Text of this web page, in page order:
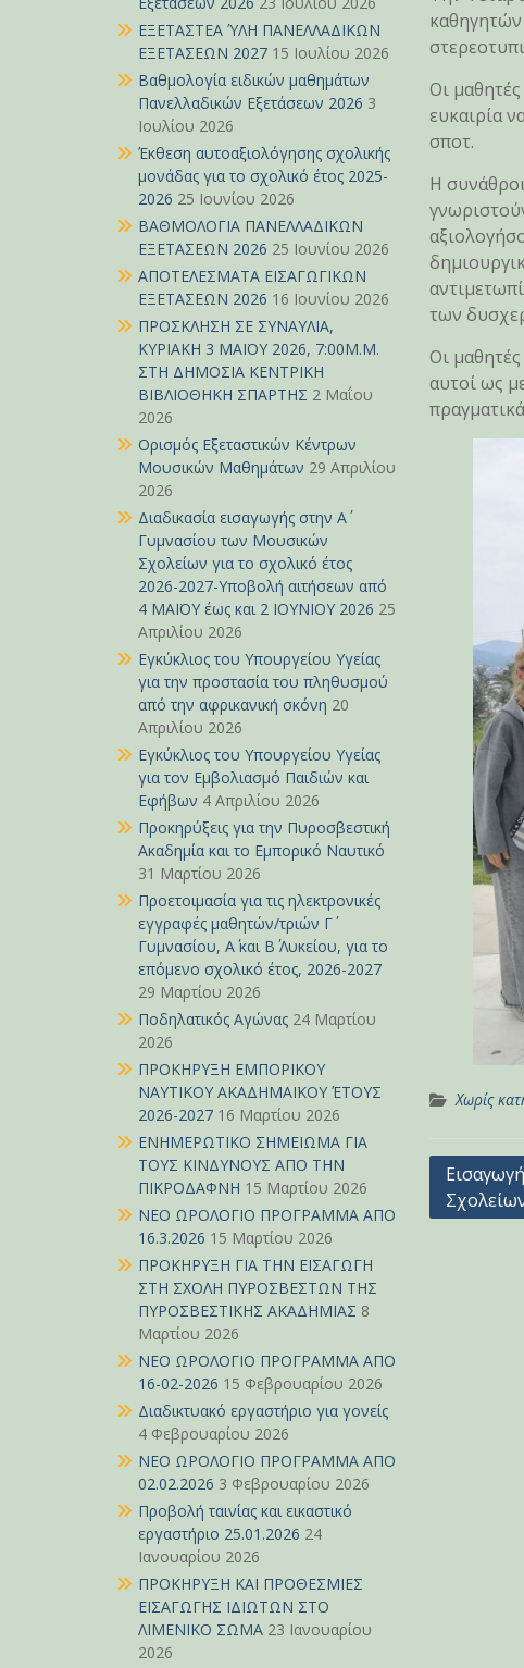
καθηγητών
Οι
ευκαιρία
σποτ.
Η
των
Οι
αυτοί ως
Χωρίς
Πλοήγηση
άρθρων
ΕΞΕΤΑΣΤΕΑ ΎΛΗ ΠΑΝΕΛΛΑΔΙΚΩΝ
ΕΞΕΤΑΣΕΩΝ 2027 15 Ιουλίου 2026
Βαθμολογία ειδικών μαθημάτων
Πανελλαδικών Εξετάσεων 2026 3
Ιουλίου 2026
Έκθεση αυτοαξιολόγησης σχολικής
μονάδας για το σχολικό έτος 2025-
2026 25 Ιουνίου 2026
ΒΑΘΜΟΛΟΓΙΑ ΠΑΝΕΛΛΑΔΙΚΩΝ
ΕΞΕΤΑΣΕΩΝ 2026 25 Ιουνίου 2026
ΑΠΟΤΕΛΕΣΜΑΤΑ ΕΙΣΑΓΩΓΙΚΩΝ
ΕΞΕΤΑΣΕΩΝ 2026 16 Ιουνίου 2026
ΠΡΟΣΚΛΗΣΗ ΣΕ ΣΥΝΑΥΛΙΑ,
ΚΥΡΙΑΚΗ 3 ΜΑΪΟΥ 2026, 7:00Μ.Μ.
ΣΤΗ ΔΗΜΟΣΙΑ ΚΕΝΤΡΙΚΗ
ΒΙΒΛΙΟΘΗΚΗ ΣΠΑΡΤΗΣ 2 Μαΐου
2026
Ορισμός Εξεταστικών Κέντρων
Μουσικών Μαθημάτων 29 Απριλίου
2026
Διαδικασία εισαγωγής στην Α΄
Γυμνασίου των Μουσικών
Σχολείων για το σχολικό έτος
2026-2027-Υποβολή αιτήσεων από
4 ΜΑΪΟΥ έως και 2 ΙΟΥΝΙΟΥ 2026 25
Απριλίου 2026
Εγκύκλιος του Υπουργείου Υγείας
για την προστασία του πληθυσμού
από την αφρικανική σκόνη 20
Απριλίου 2026
Εγκύκλιος του Υπουργείου Υγείας
για τον Εμβολιασμό Παιδιών και
Εφήβων 4 Απριλίου 2026
Προκηρύξεις για την Πυροσβεστική
Ακαδημία και το Εμπορικό Ναυτικό
31 Μαρτίου 2026
Προετοιμασία για τις ηλεκτρονικές
εγγραφές μαθητών/τριών Γ΄
Γυμνασίου, Α΄ και Β΄ Λυκείου, για το
επόμενο σχολικό έτος, 2026-2027
29 Μαρτίου 2026
Ποδηλατικός Αγώνας 24 Μαρτίου
2026
ΠΡΟΚΗΡΥΞΗ ΕΜΠΟΡΙΚΟΥ
ΝΑΥΤΙΚΟΥ ΑΚΑΔΗΜΑΪΚΟΥ ΈΤΟΥΣ
2026-2027 16 Μαρτίου 2026
ΕΝΗΜΕΡΩΤΙΚΟ ΣΗΜΕΙΩΜΑ ΓΙΑ
ΤΟΥΣ ΚΙΝΔΥΝΟΥΣ ΑΠΟ ΤΗΝ
ΠΙΚΡΟΔΑΦΝΗ 15 Μαρτίου 2026
ΝΕΟ ΩΡΟΛΟΓΙΟ ΠΡΟΓΡΑΜΜΑ ΑΠΟ
16.3.2026 15 Μαρτίου 2026
ΠΡΟΚΗΡΥΞΗ ΓΙΑ ΤΗΝ ΕΙΣΑΓΩΓΗ
ΣΤΗ ΣΧΟΛΗ ΠΥΡΟΣΒΕΣΤΩΝ ΤΗΣ
ΠΥΡΟΣΒΕΣΤΙΚΗΣ ΑΚΑΔΗΜΙΑΣ 8
Μαρτίου 2026
ΝΕΟ ΩΡΟΛΟΓΙΟ ΠΡΟΓΡΑΜΜΑ ΑΠΟ
16-02-2026 15 Φεβρουαρίου 2026
Διαδικτυακό εργαστήριο για γονείς
4 Φεβρουαρίου 2026
ΝΕΟ ΩΡΟΛΟΓΙΟ ΠΡΟΓΡΑΜΜΑ ΑΠΟ
02.02.2026 3 Φεβρουαρίου 2026
Προβολή ταινίας και εικαστικό
εργαστήριο 25.01.2026 24
Ιανουαρίου 2026
ΠΡΟΚΗΡΥΞΗ ΚΑΙ ΠΡΟΘΕΣΜΙΕΣ
ΕΙΣΑΓΩΓΗΣ ΙΔΙΩΤΩΝ ΣΤΟ
ΛΙΜΕΝΙΚΟ ΣΩΜΑ 23 Ιανουαρίου
2026